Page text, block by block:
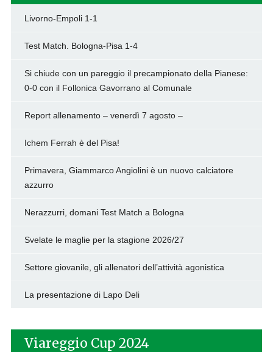
Livorno-Empoli 1-1
Test Match. Bologna-Pisa 1-4
Si chiude con un pareggio il precampionato della Pianese:
0-0 con il Follonica Gavorrano al Comunale
Report allenamento – venerdì 7 agosto –
Ichem Ferrah è del Pisa!
Primavera, Giammarco Angiolini è un nuovo calciatore
azzurro
Nerazzurri, domani Test Match a Bologna
Svelate le maglie per la stagione 2026/27
Settore giovanile, gli allenatori dell’attività agonistica
La presentazione di Lapo Deli
Viareggio Cup 2024